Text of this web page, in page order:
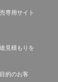
専用サイト
見積もりを
的のお客